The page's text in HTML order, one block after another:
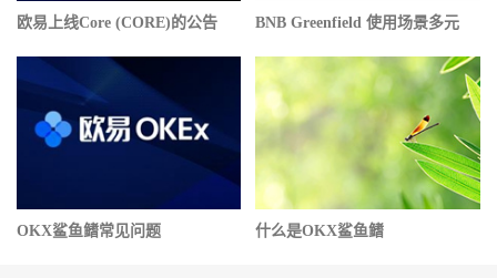
欧易上线Core (CORE)的公告 BNB Greenfield 使用场景多元
OKX鲨鱼鳍常见问题 什么是OKX鲨鱼鳍